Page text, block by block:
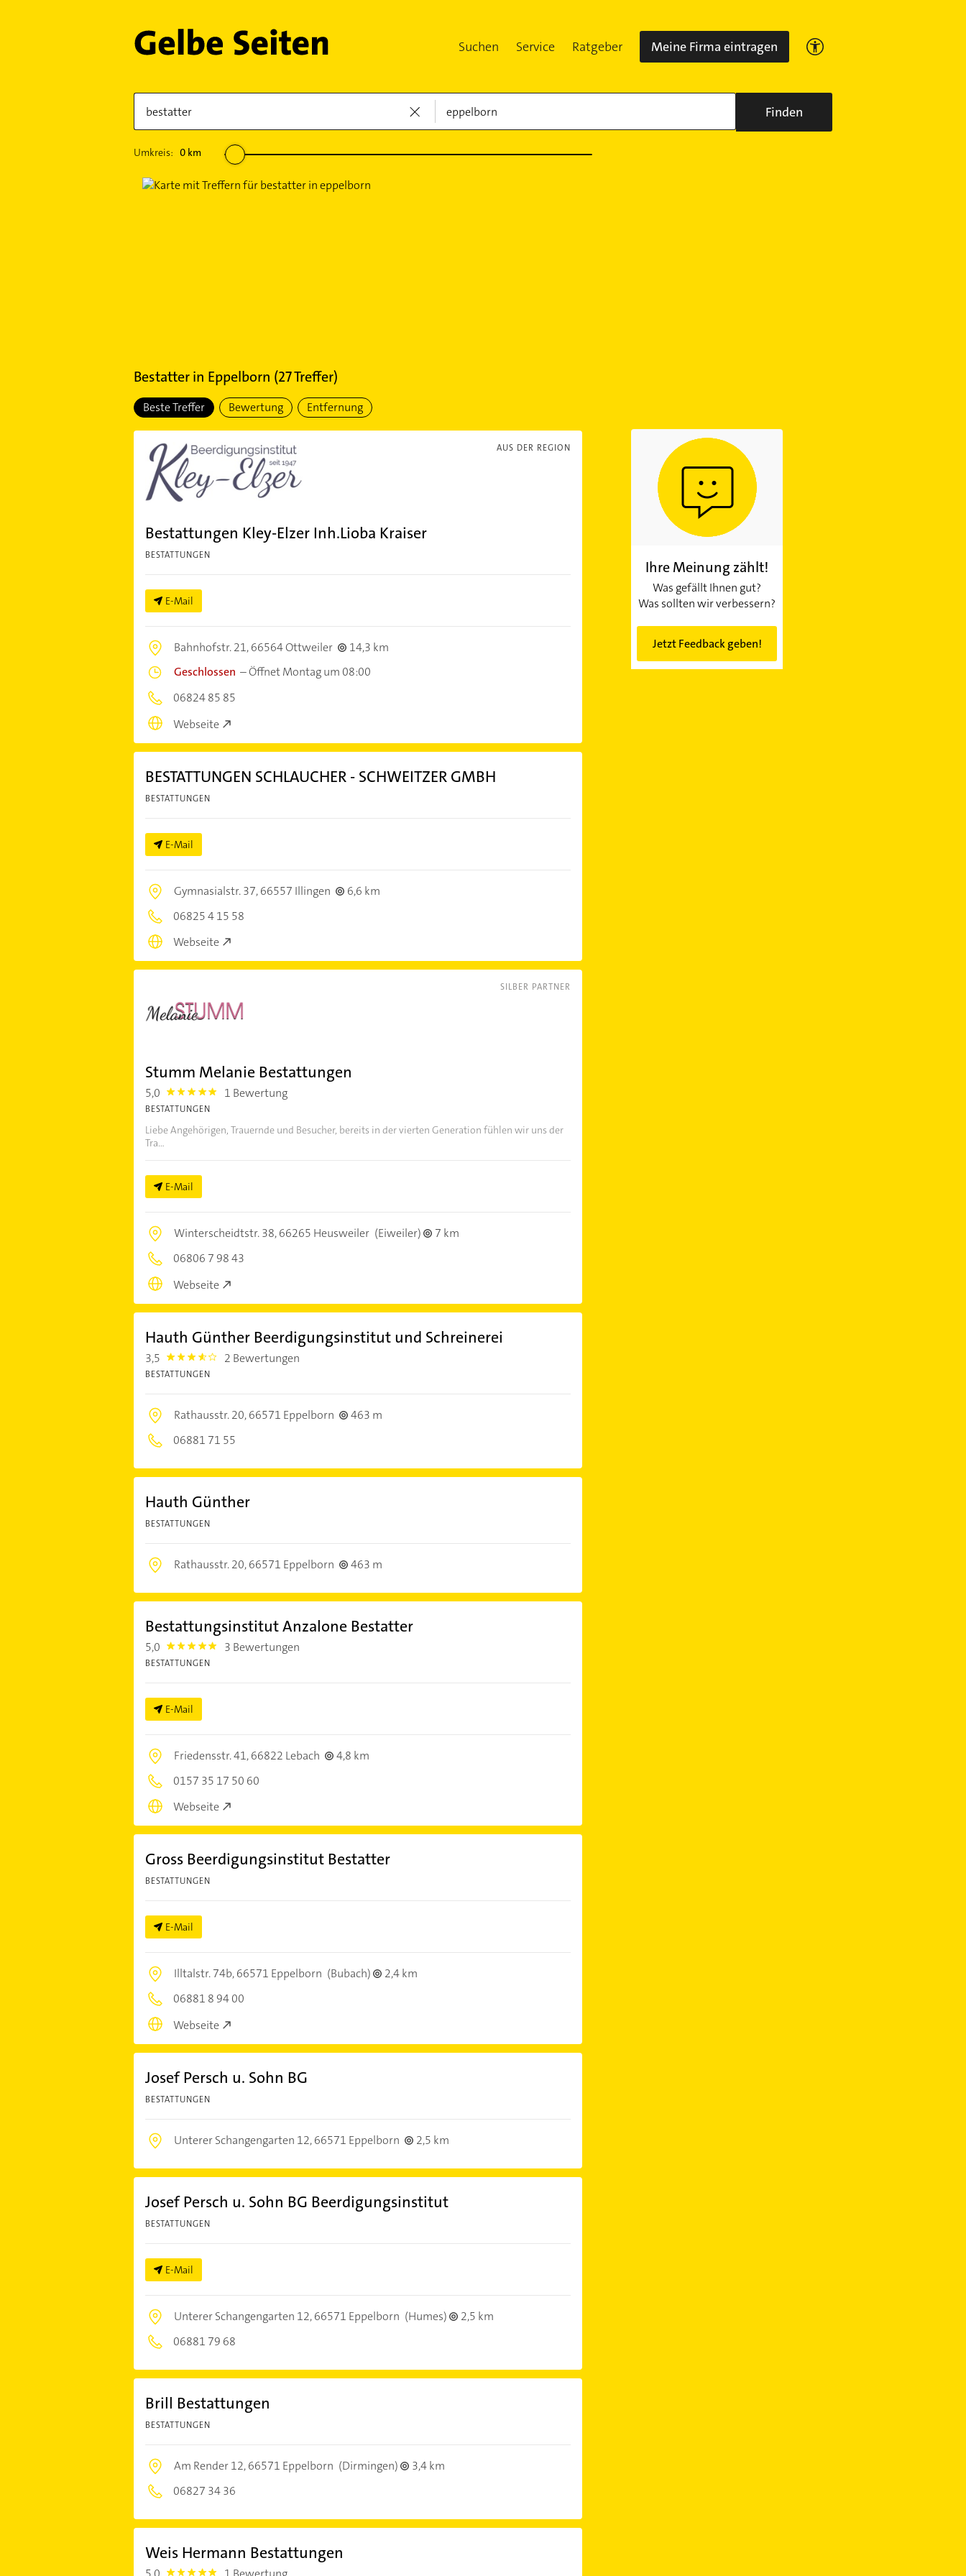
Suchen Service Ratgeber Meine Firma eintragen
Finden
Umkreis: 0km
Bestatterin Eppelborn (27Treffer)
Beste Treffer Bewertung Entfernung
AUS DER REGION
Bestattungen Kley-Elzer Inh.Lioba Kraiser
BESTATTUNGEN
E-Mail
Bahnhofstr. 21,66564 Ottweiler
14,3 km
Geschlossen –Öffnet Montag um 08:00
06824 85 85
Webseite
BESTATTUNGEN SCHLAUCHER - SCHWEITZER GMBH
BESTATTUNGEN
E-Mail
Gymnasialstr. 37,66557 Illingen
6,6 km
06825 4 15 58
Webseite
SILBER PARTNER
Stumm Melanie Bestattungen
5,0 5.0 1 Bewertung
BESTATTUNGEN
Liebe Angehörigen, Trauernde und Besucher, bereits in der vierten Generation fühlen wir uns der
Tra...
E-Mail
Winterscheidtstr. 38,66265 Heusweiler (Eiweiler)
7 km
06806 7 98 43
Webseite
Hauth Günther Beerdigungsinstitut und Schreinerei
3,5 3.5 2 Bewertungen
BESTATTUNGEN
Rathausstr. 20,66571 Eppelborn
463 m
06881 71 55
Hauth Günther
BESTATTUNGEN
Rathausstr. 20,66571 Eppelborn 463 m
Bestattungsinstitut Anzalone Bestatter
5,0 5.0 3 Bewertungen
BESTATTUNGEN
E-Mail
Friedensstr. 41,66822 Lebach
4,8 km
0157 35 17 50 60
Webseite
Gross Beerdigungsinstitut Bestatter
BESTATTUNGEN
E-Mail
Illtalstr. 74b,66571 Eppelborn (Bubach)
2,4 km
06881 8 94 00
Webseite
Josef Persch u. Sohn BG
BESTATTUNGEN
Unterer Schangengarten 12,66571 Eppelborn 2,5 km
Josef Persch u. Sohn BG Beerdigungsinstitut
BESTATTUNGEN
E-Mail
Unterer Schangengarten 12,66571 Eppelborn (Humes)
2,5 km
06881 79 68
Brill Bestattungen
BESTATTUNGEN
Am Render 12,66571 Eppelborn (Dirmingen)
3,4 km
06827 34 36
Weis Hermann Bestattungen
Ihre Meinung zählt!
Was gefällt Ihnen gut?
Was sollten wir verbessern?
Jetzt Feedback geben!